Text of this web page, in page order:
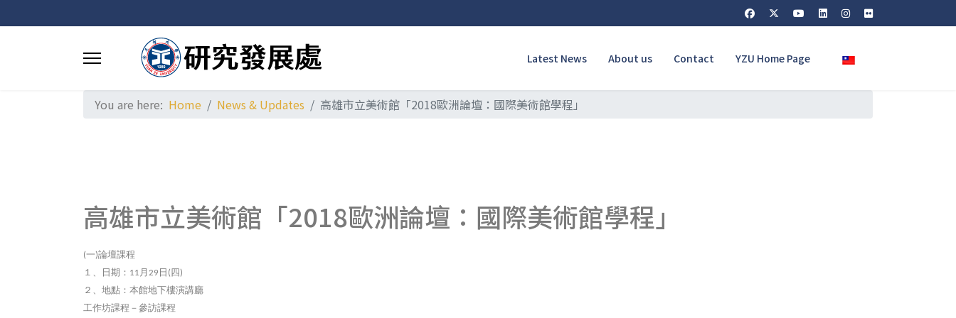
Latest News About us Contact YZU Home Page Select your language
You are here: Home News & Updates 高雄市立美術館「2018歐洲論壇：國際美術館學程」
高雄市立美術館「2018歐洲論壇：國際美術館學程」
(一)論壇課程
１、日期： 11 月 29 日 (四)
２、地點：本館地下樓演講廳
工作坊課程－參訪課程